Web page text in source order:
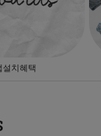
설치혜택